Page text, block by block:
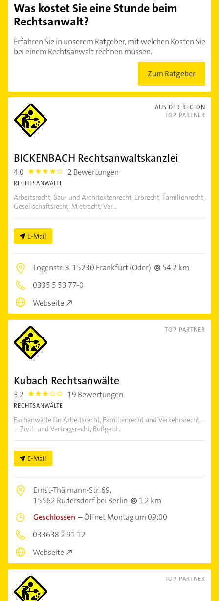
Was kostet Sie eine Stunde beim
Rechtsanwalt?
Erfahren Sie in unserem Ratgeber, mit welchen Kosten Sie
bei einem Rechtsanwalt rechnen müssen.
Zum Ratgeber
AUS DER REGION
TOP PARTNER
BICKENBACH Rechtsanwaltskanzlei
4,0 4.0 2 Bewertungen
RECHTSANWÄLTE
Arbeitsrecht, Bau- und Architektenrecht, Erbrecht, Familienrecht,
Gesellschaftsrecht, Mietrecht, Ver...
E-Mail
Logenstr. 8,15230 Frankfurt (Oder)
54,2 km
0335 5 53 77-0
Webseite
TOP PARTNER
Kubach Rechtsanwälte
3,2 3.2 19 Bewertungen
RECHTSANWÄLTE
Fachanwälte für Arbeitsrecht, Familienrecht und Verkehrsrecht. -
-- Zivil- und Vertragsrecht, Bußgeld...
E-Mail
Ernst-Thälmann-Str. 69,
15562 Rüdersdorf bei Berlin
1,2 km
Geschlossen –Öffnet Montag um 09:00
033638 2 91 12
Webseite
TOP PARTNER